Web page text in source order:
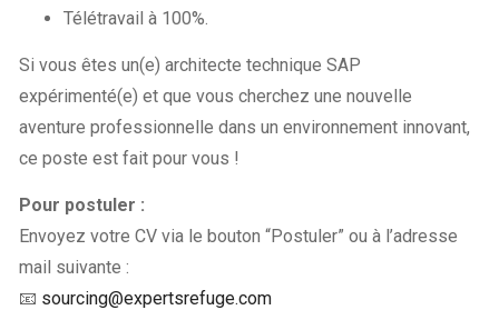
Télétravail à 100%.
Si vous êtes un(e) architecte technique SAP
expérimenté(e) et que vous cherchez une nouvelle
aventure professionnelle dans un environnement innovant,
ce poste est fait pour vous !
Pour postuler :
Envoyez votre CV via le bouton “Postuler” ou à l’adresse
mail suivante :
📧 sourcing@expertsrefuge.com